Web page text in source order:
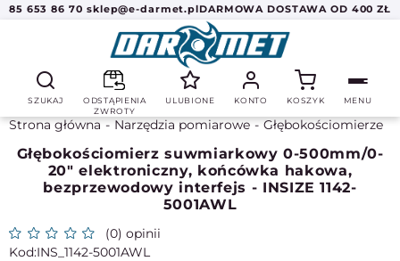
85 653 86 70 sklep@e-darmet.plDARMOWA DOSTAWA OD 400 ZŁ
SZUKAJ
ODSTĄPIENIA
ZWROTY
ULUBIONE KONTO KOSZYK MENU
Strona główna Narzędzia pomiarowe Głębokościomierze
Głębokościomierz suwmiarkowy 0-500mm/0-
20" elektroniczny, końcówka hakowa,
bezprzewodowy interfejs - INSIZE 1142-
5001AWL
(0) opinii
INS_1142-5001AWL